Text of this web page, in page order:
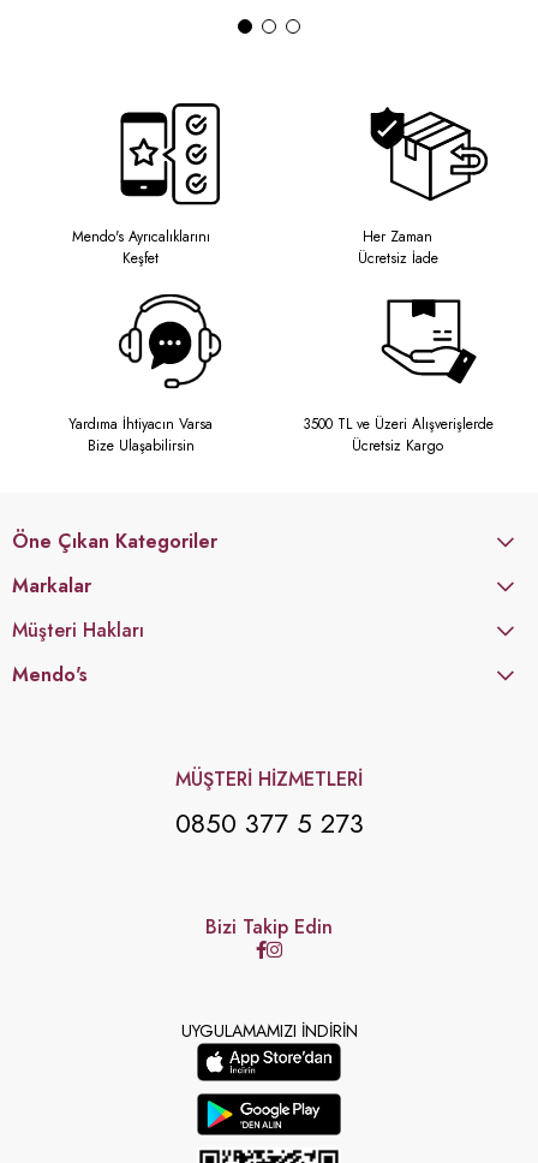
Mendo's Ayrıcalıklarını
Keşfet
Her Zaman
Ücretsiz İade
Yardıma İhtiyacın Varsa
Bize Ulaşabilirsin
3500 TL ve Üzeri Alışverişlerde
Ücretsiz Kargo
Öne Çıkan Kategoriler
Markalar
Müşteri Hakları
Mendo's
MÜŞTERİ HİZMETLERİ
0850 377 5 273
Bizi Takip Edin
UYGULAMAMIZI İNDİRİN